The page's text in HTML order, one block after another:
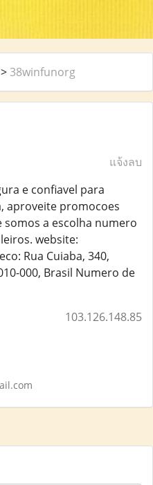
> 38winfunorg
แจ้งลบ
e confiavel para
aproveite promocoes
a escolha numero
website:
Rua Cuiaba, 340,
000, Brasil Numero de
103.126.148.85